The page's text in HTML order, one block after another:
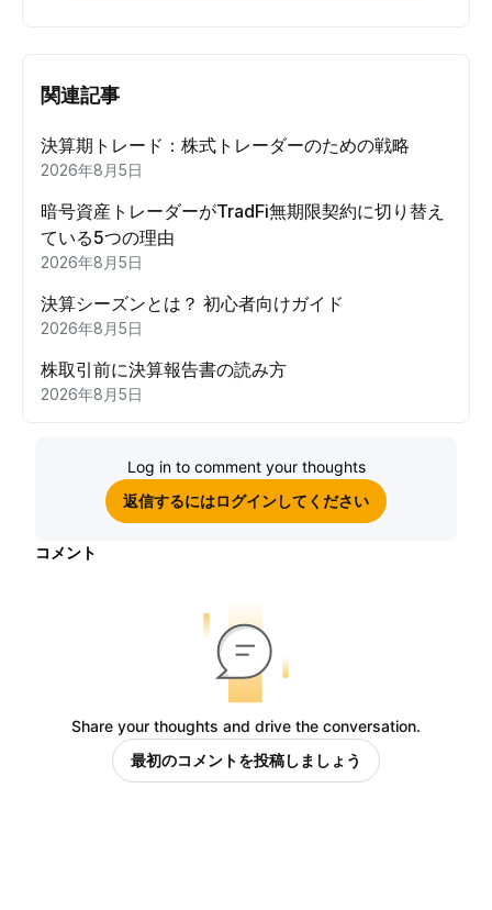
関連記事
決算期トレード：株式トレーダーのための戦略
2026年8月5日
暗号資産トレーダーがTradFi無期限契約に切り替え
ている5つの理由
2026年8月5日
決算シーズンとは？ 初心者向けガイド
2026年8月5日
株取引前に決算報告書の読み方
2026年8月5日
Log in to comment your thoughts
返信するにはログインしてください
コメント
Share your thoughts and drive the conversation.
最初のコメントを投稿しましょう